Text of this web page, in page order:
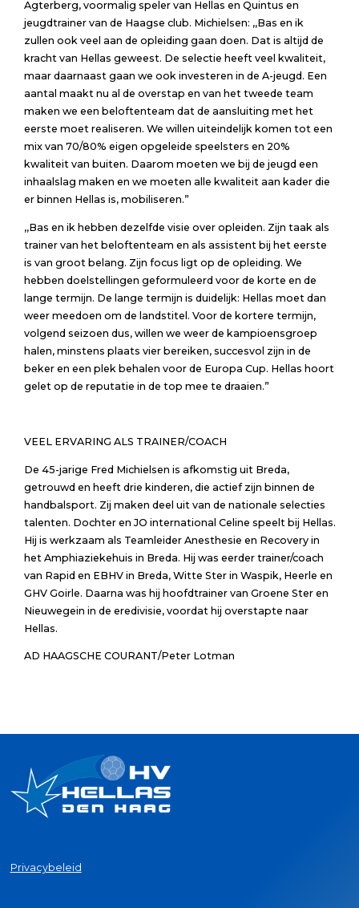
Agterberg, voormalig speler van Hellas en Quintus en
jeugdtrainer van de Haagse club. Michielsen: ,,Bas en ik
zullen ook veel aan de opleiding gaan doen. Dat is altijd de
kracht van Hellas geweest. De selectie heeft veel kwaliteit,
maar daarnaast gaan we ook investeren in de A-jeugd. Een
aantal maakt nu al de overstap en van het tweede team
maken we een beloftenteam dat de aansluiting met het
eerste moet realiseren. We willen uiteindelijk komen tot een
mix van 70/80% eigen opgeleide speelsters en 20%
kwaliteit van buiten. Daarom moeten we bij de jeugd een
inhaalslag maken en we moeten alle kwaliteit aan kader die
er binnen Hellas is, mobiliseren.”
,,Bas en ik hebben dezelfde visie over opleiden. Zijn taak als
trainer van het beloftenteam en als assistent bij het eerste
is van groot belang. Zijn focus ligt op de opleiding. We
hebben doelstellingen geformuleerd voor de korte en de
lange termijn. De lange termijn is duidelijk: Hellas moet dan
weer meedoen om de landstitel. Voor de kortere termijn,
volgend seizoen dus, willen we weer de kampioensgroep
halen, minstens plaats vier bereiken, succesvol zijn in de
beker en een plek behalen voor de Europa Cup. Hellas hoort
gelet op de reputatie in de top mee te draaien.”
VEEL ERVARING ALS TRAINER/COACH
De 45-jarige Fred Michielsen is afkomstig uit Breda,
getrouwd en heeft drie kinderen, die actief zijn binnen de
handbalsport. Zij maken deel uit van de nationale selecties
talenten. Dochter en JO international Celine speelt bij Hellas.
Hij is werkzaam als Teamleider Anesthesie en Recovery in
het Amphiaziekehuis in Breda. Hij was eerder trainer/coach
van Rapid en EBHV in Breda, Witte Ster in Waspik, Heerle en
GHV Goirle. Daarna was hij hoofdtrainer van Groene Ster en
Nieuwegein in de eredivisie, voordat hij overstapte naar
Hellas.
AD HAAGSCHE COURANT/Peter Lotman
Privacybeleid